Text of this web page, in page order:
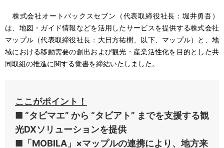
株式会社オートバックスセブン（代表取締役社長：堀井勇吾）
は、地図・ガイド情報などを活用したサービスを提供する株式会社
マップル（代表取締役社長：大日方祐樹、以下、マップル）と、地
域における移動需要の創出および観光・産業活性化を目的とした共
同取組の推進に関する覚書を締結いたしました。
ここがポイント！
■ “タビマエ” から “タビアト” までを支援する観
光DXソリューションを提供
■「MOBILA」×マップルの連携により、地方来